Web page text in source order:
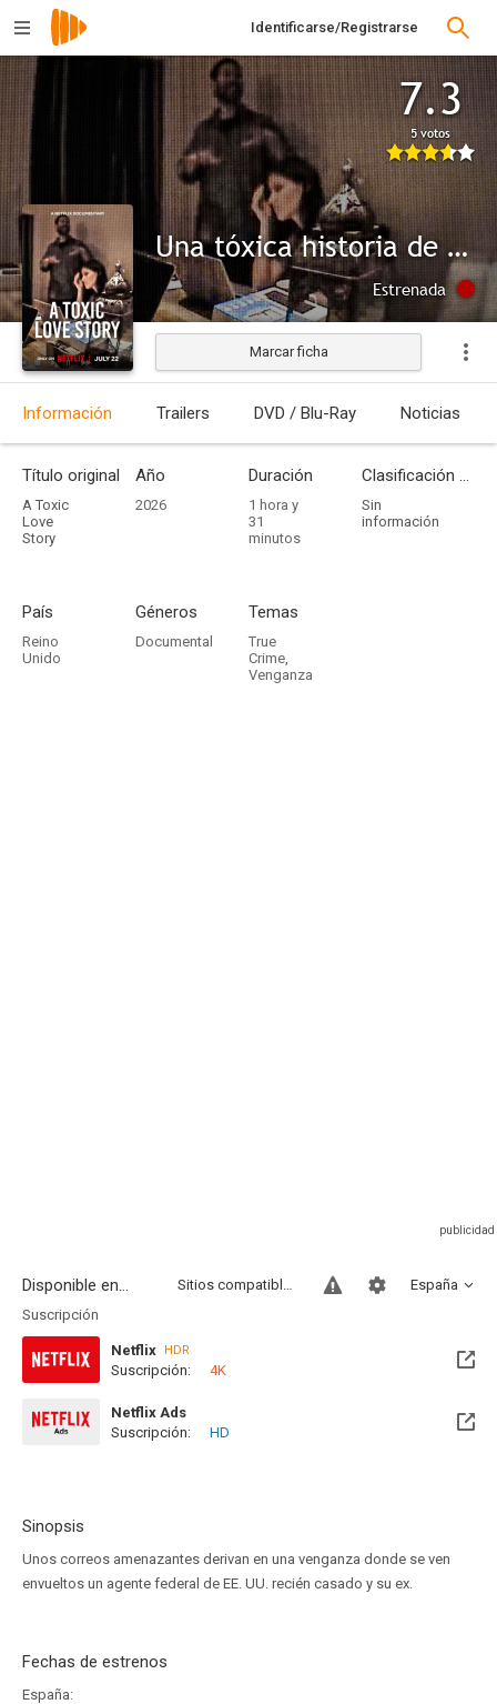
Identificarse/Registrarse
7.3
5 votos
Una tóxica historia de amor
Estrenada
Marcar ficha
Información Trailers DVD / Blu-Ray Noticias
Título original
A Toxic
Love
Story
Año
2026
Duración
1 hora y
31
minutos
Clasificación por edades
Sin
información
País
Reino
Unido
Géneros
Documental
Temas
True
Crime,
Venganza
Disponible en... España
Sitios compatibles
Suscripción
Netflix HDR
Suscripción: 4K
Netflix Ads
Suscripción:
HD
Sinopsis
Unos correos amenazantes derivan en una venganza donde se ven
envueltos un agente federal de EE. UU. recién casado y su ex.
Fechas de estrenos
España: